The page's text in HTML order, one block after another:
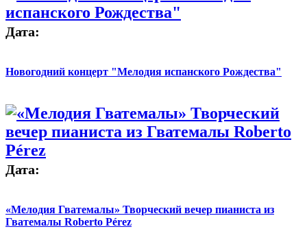
Дата:
Новогодний концерт "Мелодия испанского Рождества"
Дата:
«Мелодия Гватемалы» Творческий вечер пианиста из
Гватемалы Roberto Pérez